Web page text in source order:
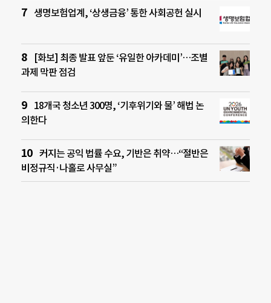
생명보험업계, ‘상생금융’ 통한 사회공헌 실시
[화보] 최종 발표 앞둔 ‘유일한 아카데미’…조별
과제 막판 점검
18개국 청소년 300명, ‘기후위기와 물’ 해법 논
의한다
커지는 공익 법률 수요, 기반은 취약…“절반은
비정규직·나홀로 사무실”